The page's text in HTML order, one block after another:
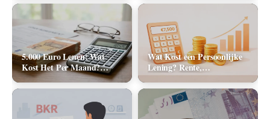
5.000 Euro Lenen: Wat
Kost Het Per Maand?
(Rente & Maandlasten
2026)
Wat Kost een Persoonlijke
Lening? Rente,
Rekenvoorbeelden en Totale
Kosten (2026)